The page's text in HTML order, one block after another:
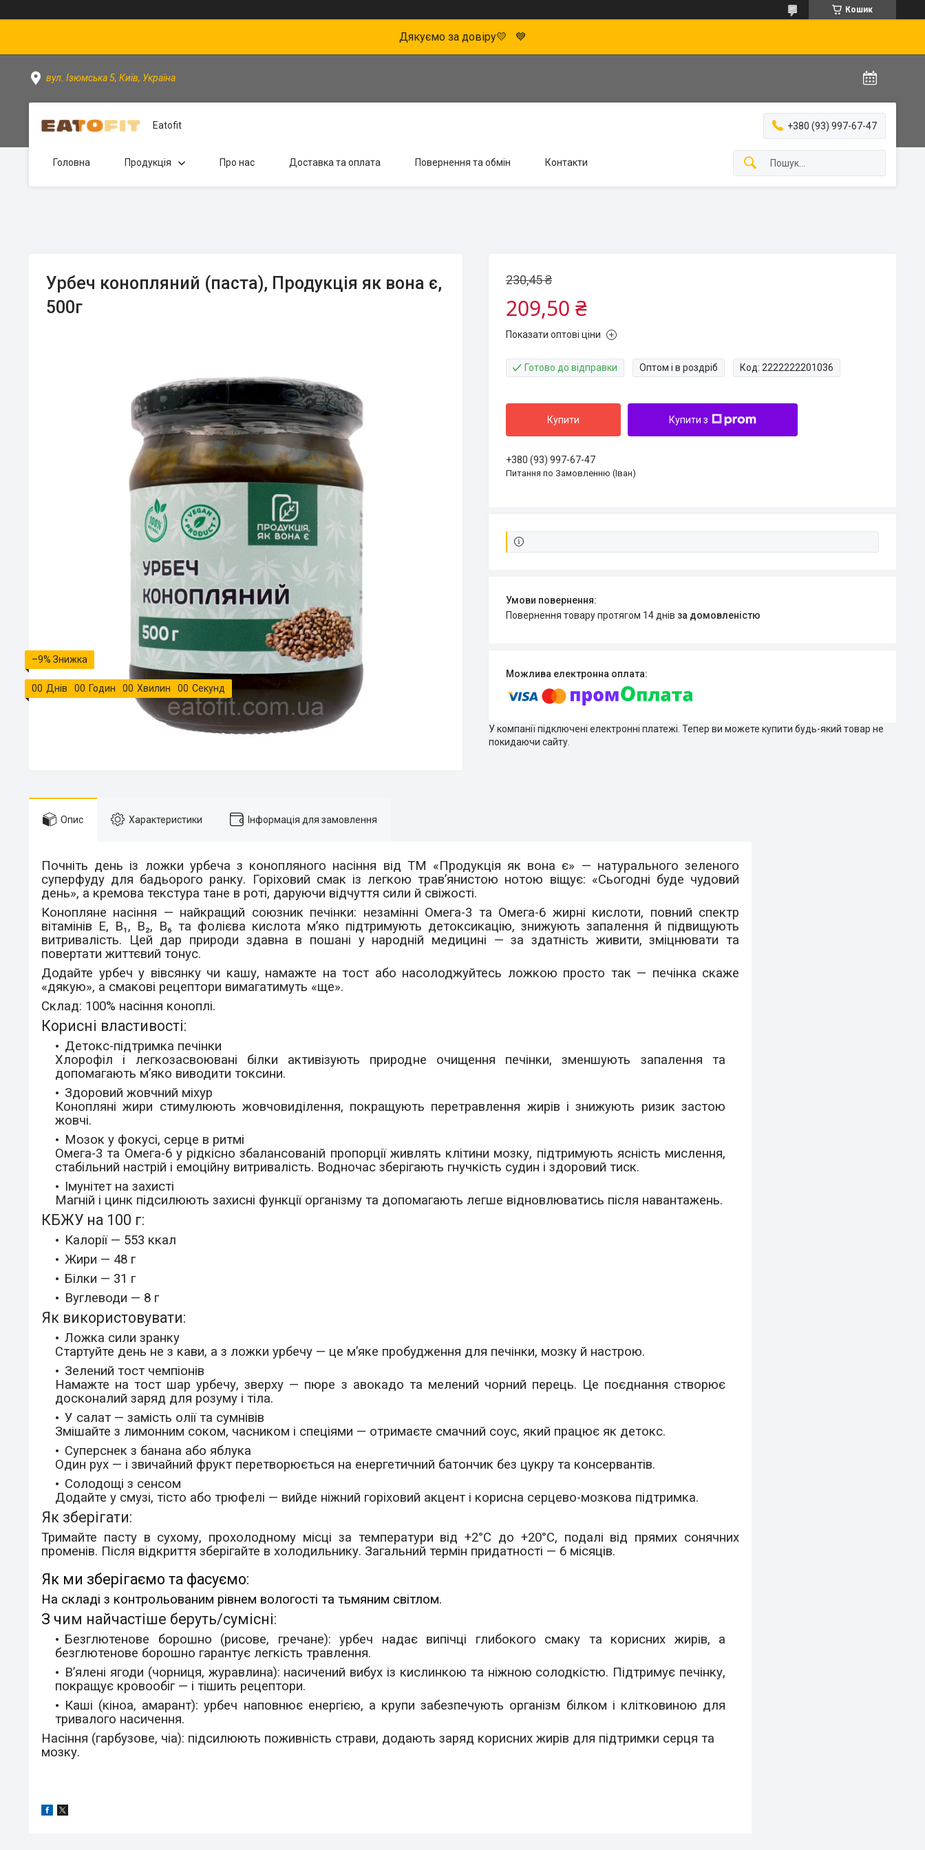
Кошик
Дякуємо за довіру💛 💙
вул. Ізюмська 5, Київ, Україна
Eatofit +380 (93) 997-67-47
Головна Продукція Про нас Доставка та оплата Повернення та обмін Контакти
Урбеч конопляний (паста), Продукція як вона є,
500г
–9%
00 Днів 00 Годин 00 Хвилин 00 Секунд
230,45 ₴
209,50 ₴
Показати оптові ціни
Готово до відправки Оптом і в роздріб Код: 2222222201036
Купити Купити з
+380 (93) 997-67-47
Питання по Замовленню (Іван)
повернення товару протягом 14 днів за домовленістю
У компанії підключені електронні платежі. Тепер ви можете купити будь-який товар не
покидаючи сайту.
Опис Характеристики Інформація для замовлення
Почніть день із ложки урбеча з конопляного насіння від ТМ «Продукція як вона є» — натурального зеленого
суперфуду для бадьорого ранку. Горіховий смак із легкою трав’янистою нотою віщує: «Сьогодні буде чудовий
день», а кремова текстура тане в роті, даруючи відчуття сили й свіжості.
Конопляне насіння — найкращий союзник печінки: незамінні Омега-3 та Омега-6 жирні кислоти, повний спектр
вітамінів E, B₁, B₂, B₆ та фолієва кислота м’яко підтримують детоксикацію, знижують запалення й підвищують
витривалість. Цей дар природи здавна в пошані у народній медицині — за здатність живити, зміцнювати та
повертати життєвий тонус.
Додайте урбеч у вівсянку чи кашу, намажте на тост або насолоджуйтесь ложкою просто так — печінка скаже
«дякую», а смакові рецептори вимагатимуть «ще».
Склад: 100% насіння коноплі.
Корисні властивості:
Детокс-підтримка печінки
Хлорофіл і легкозасвоювані білки активізують природне очищення печінки, зменшують запалення та
допомагають м’яко виводити токсини.
Здоровий жовчний міхур
Конопляні жири стимулюють жовчовиділення, покращують перетравлення жирів і знижують ризик застою
жовчі.
Мозок у фокусі, серце в ритмі
Омега-3 та Омега-6 у рідкісно збалансованій пропорції живлять клітини мозку, підтримують ясність мислення,
стабільний настрій і емоційну витривалість. Водночас зберігають гнучкість судин і здоровий тиск.
Імунітет на захисті
Магній і цинк підсилюють захисні функції організму та допомагають легше відновлюватись після навантажень.
КБЖУ на 100 г:
Калорії — 553 ккал
Жири — 48 г
Білки — 31 г
Вуглеводи — 8 г
Як використовувати:
Ложка сили зранку
Стартуйте день не з кави, а з ложки урбечу — це м’яке пробудження для печінки, мозку й настрою.
Зелений тост чемпіонів
Намажте на тост шар урбечу, зверху — пюре з авокадо та мелений чорний перець. Це поєднання створює
досконалий заряд для розуму і тіла.
У салат — замість олії та сумнівів
Змішайте з лимонним соком, часником і спеціями — отримаєте смачний соус, який працює як детокс.
Суперснек з банана або яблука
Один рух — і звичайний фрукт перетворюється на енергетичний батончик без цукру та консервантів.
Солодощі з сенсом
Додайте у смузі, тісто або трюфелі — вийде ніжний горіховий акцент і корисна серцево-мозкова підтримка.
Як зберігати:
Тримайте пасту в сухому, прохолодному місці за температури від +2°C до +20°C, подалі від прямих сонячних
променів. Після відкриття зберігайте в холодильнику. Загальний термін придатності — 6 місяців.
Як ми зберігаємо та фасуємо:
На складі з контрольованим рівнем вологості та тьмяним світлом.
З чим найчастіше беруть/cумісні:
Безглютенове борошно (рисове, гречане): урбеч надає випічці глибокого смаку та корисних жирів, а
безглютенове борошно гарантує легкість травлення.
В’ялені ягоди (чорниця, журавлина): насичений вибух із кислинкою та ніжною солодкістю. Підтримує печінку,
покращує кровообіг — і тішить рецептори.
Каші (кіноа, амарант):урбеч наповнює енергією, а крупи забезпечують організм білком і клітковиною для
тривалого насичення.
Насіння (гарбузове, чіа): підсилюють поживність страви, додають заряд корисних жирів для підтримки серця та
мозку.